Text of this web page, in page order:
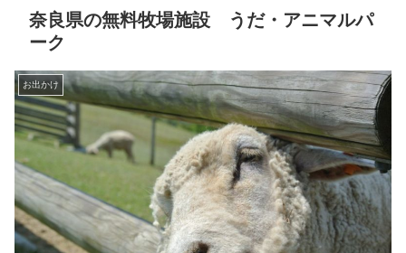
奈良県の無料牧場施設 うだ・アニマルパ
ーク
お出かけ